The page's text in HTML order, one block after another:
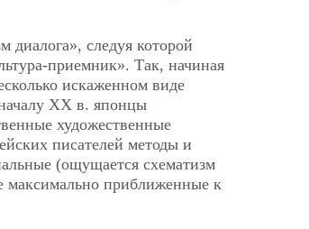
следуя которой
приемник». Так, начиная
искаженном виде
ХХ в. японцы
художественные
писателей методы и
(ощущается схематизм
максимально приближенные к